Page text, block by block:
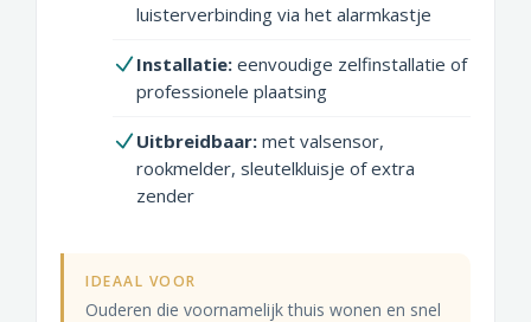
luisterverbinding via het alarmkastje
Installatie:eenvoudige zelfinstallatie of
professionele plaatsing
Uitbreidbaar:met valsensor,
rookmelder, sleutelkluisje of extra
zender
IDEAAL VOOR
Ouderen die voornamelijk thuis wonen en snel